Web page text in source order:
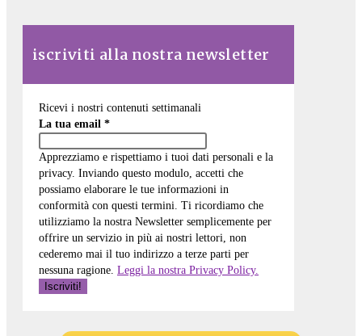
iscriviti alla nostra newsletter
Ricevi i nostri contenuti settimanali
La tua email *
Apprezziamo e rispettiamo i tuoi dati personali e la
privacy. Inviando questo modulo, accetti che
possiamo elaborare le tue informazioni in
conformità con questi termini. Ti ricordiamo che
utilizziamo la nostra Newsletter semplicemente per
offrire un servizio in più ai nostri lettori, non
cederemo mai il tuo indirizzo a terze parti per
nessuna ragione. Leggi la nostra Privacy Policy.